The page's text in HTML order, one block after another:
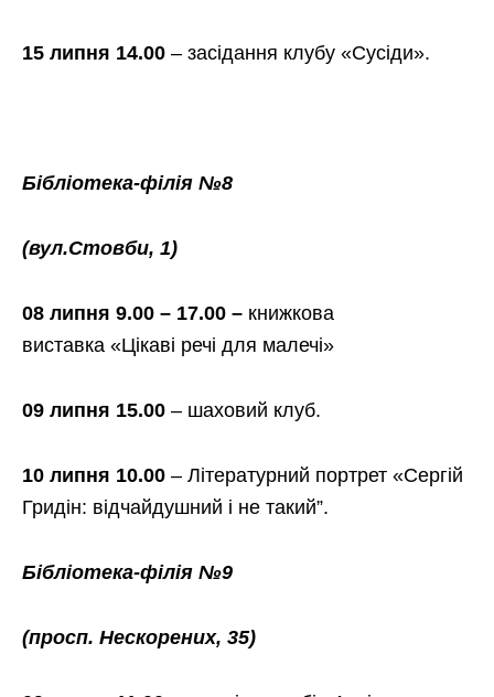
15 липня 14.00 – засідання клубу «Сусіди».
Бібліотека-філія №8
(вул.Стовби, 1)
08 липня 9.00 – 17.00 – книжкова
виставка «Цікаві речі для малечі»
09 липня 15.00 – шаховий клуб.
10 липня 10.00 – Літературний портрет «Сергій
Гридін: відчайдушний і не такий”.
Бібліотека-філія №9
(просп. Нескорених, 35)